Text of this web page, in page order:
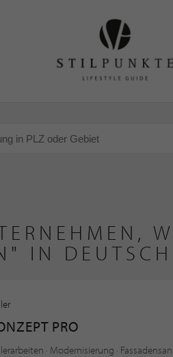
IN
PRO
· Modernisierung ·